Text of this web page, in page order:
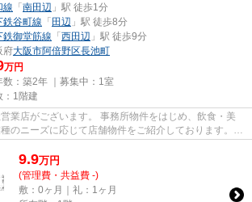
線 「南田辺 」駅 徒歩1分
鉄谷町線 「田辺 」駅 徒歩8分
鉄御堂筋線 「西田辺 」駅 徒歩9分
府大阪市阿倍野区長池町
万円
数：築2年 ｜募集中： 1室
：1階建
業店がございます。 事務所物件をはじめ、飲食・美
のニーズに応じて店舗物件をご紹介しております。
一切...
9.9万円
(管理費・共益費 -)
敷：0ヶ月｜礼：1ヶ月